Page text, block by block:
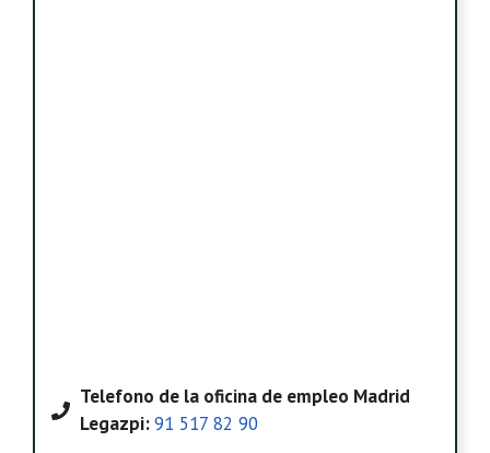
Telefono de la oficina de empleo Madrid
Legazpi:91 517 82 90